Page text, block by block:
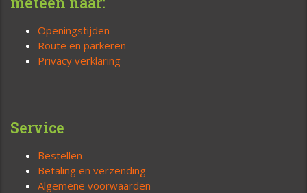
Openingstijden
Route en parkeren
Privacy verklaring
Service
Bestellen
Betaling en verzending
Algemene voorwaarden